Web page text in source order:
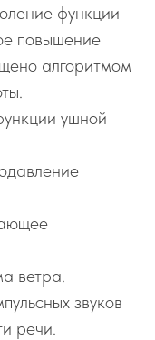
функции
повышение
алгоритмом
ушной
ветра.
звуков
речи.